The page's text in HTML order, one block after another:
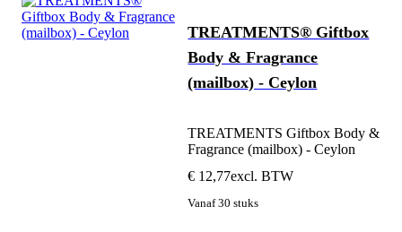
TREATMENTS® Giftbox
Body & Fragrance
(mailbox) - Ceylon
TREATMENTS Giftbox Body &
Fragrance (mailbox) - Ceylon
€ 12,77excl. BTW
Vanaf 30 stuks